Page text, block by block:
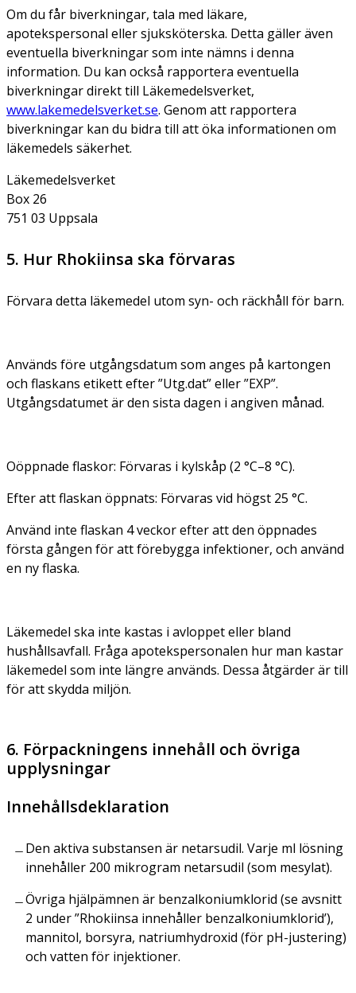
Om du får biverkningar, tala med läkare,
apotekspersonal eller sjuksköterska. Detta gäller även
eventuella biverkningar som inte nämns i denna
information. Du kan också rapportera eventuella
biverkningar direkt till Läkemedelsverket,
www.lakemedelsverket.se. Genom att rapportera
biverkningar kan du bidra till att öka informationen om
läkemedels säkerhet.
Läkemedelsverket
Box 26
751 03 Uppsala
5. Hur Rhokiinsa ska förvaras
Förvara detta läkemedel utom syn- och räckhåll för barn.
Används före utgångsdatum som anges på kartongen
och flaskans etikett efter ”Utg.dat” eller ”EXP”.
Utgångsdatumet är den sista dagen i angiven månad.
Oöppnade flaskor: Förvaras i kylskåp (2 °C–8 °C).
Efter att flaskan öppnats: Förvaras vid högst 25 °C.
Använd inte flaskan 4 veckor efter att den öppnades
första gången för att förebygga infektioner, och använd
en ny flaska.
Läkemedel ska inte kastas i avloppet eller bland
hushållsavfall. Fråga apotekspersonalen hur man kastar
läkemedel som inte längre används. Dessa åtgärder är till
för att skydda miljön.
6. Förpackningens innehåll och övriga
upplysningar
Innehållsdeklaration
Den aktiva substansen är netarsudil. Varje ml lösning
innehåller 200 mikrogram netarsudil (som mesylat).
Övriga hjälpämnen är benzalkoniumklorid (se avsnitt
2 under ”Rhokiinsa innehåller benzalkoniumklorid’),
mannitol, borsyra, natriumhydroxid (för pH-justering)
och vatten för injektioner.